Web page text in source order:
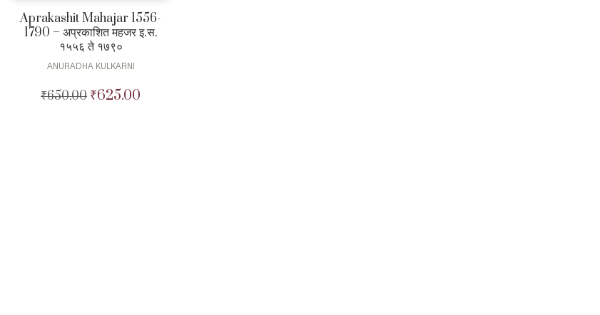
Aprakashit Mahajar 1556-
1790 – अप्रकाशित महजर इ.स.
१५५६ ते १७९०
ANURADHA KULKARNI
₹650.00 Original
₹625.00